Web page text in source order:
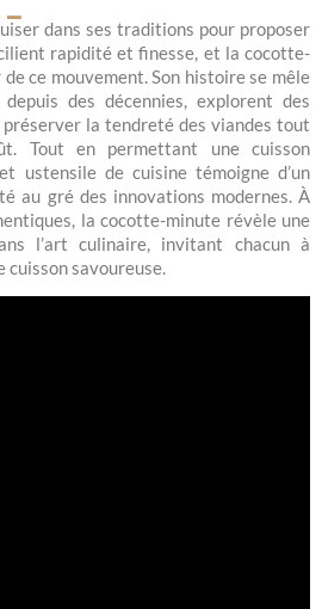
dans ses traditions pour proposer
rapidité et finesse, et la cocotte-
ce mouvement. Son histoire se mêle
des décennies, explorent des
la tendreté des viandes tout
Tout en permettant une cuisson
ustensile de cuisine témoigne d’un
au gré des innovations modernes. À
la cocotte-minute révèle une
l’art culinaire, invitant chacun à
cuisson savoureuse.